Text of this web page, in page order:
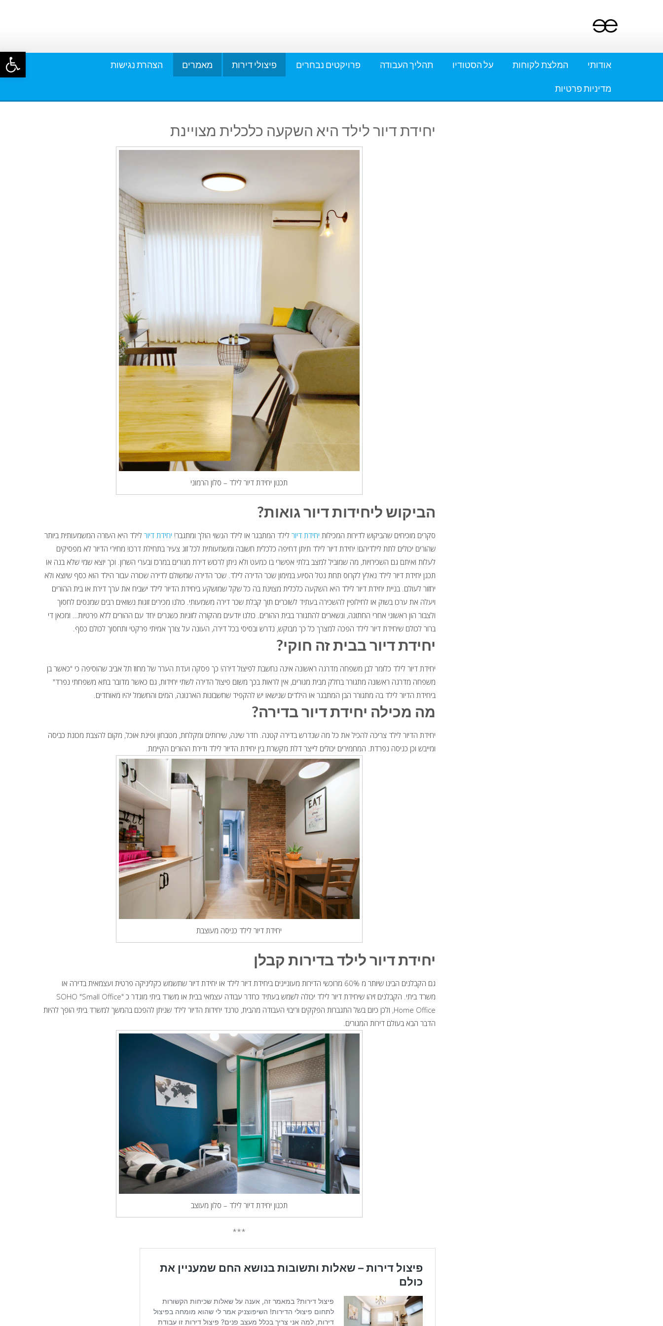
פתח אודותי המלצת לקוחות על הסטודיו תהליך העבודה פרויקטים נבחרים פיצולי דירות מאמרים הצהרת נגישות
מדיניות פרטיות
יחידת דיור לילד היא השקעה כלכלית מצויינת
תכנון יחידת דיור לילד – סלון הרמוני
הביקוש ליחידות דיור גואות?
סקרים מוכיחים שהביקוש לדירות המכילות יחידת דיור לילד המתבגר או לילד הנשוי הולך ומתגבר! יחידת דיור לילד היא העזרה המשמעותית ביותר
שהורים יכולים לתת לילדיהם! יחידת דיור לילד תיתן דחיפה כלכלית חשובה ומשמעותית לכל זוג צעיר בתחילת דרכו! מחירי הדיור לא מפסיקים
לעלות ואיתם גם השכירויות, מה שמוביל למצב בלתי אפשרי בו כמעט ולא ניתן לרכוש דירת מגורים במרכז ובערי השרון. וכך יוצא שמי שלא בנה או
תכנן יחידת דיור לילד נאלץ לקרוס תחת נטל הסיוע במימון שכר הדירה לילד. שכר הדירה שמשולם לדירה שכורה עבור הילד הוא כסף שיוצא ולא
יחזור לעולם. בניית יחידת דיור לילד היא השקעה כלכלית מצוינת בה כל שקל שמושקע ביחידת הדיור לילד ישביח את ערך דירת או בית ההורים
ויעלה את ערכו בשוק או לחילופין להשכירה בעתיד לשוכרים תוך קבלת שכר דירה משמעותי. כולנו מכירים זוגות נשואים רבים שמנסים לחסוך
ולצבור הון ראשוני אחרי החתונה, ונשארים להתגורר בבית ההורים. כולנו יודעים מהקורה לזוגיות כשגרים יחד עם ההורים ללא פרטיות… ומכאן די
ברור לכולם שיחידת דיור לילד הפכה למצרך כל כך מבוקש, נדרש ובסיסי בכל דירה, העונה על צורך אמיתי פרקטי ותחסוך לכולם כסף.
יחידת דיור בבית זה חוקי?
יחידת דיור לילד כלומר לבן משפחה מדרגה ראשונה אינה נחשבת לפיצול דירה! כך פסקה ועדת הערר של מחוז תל אביב שהוסיפה כי "כאשר בן
משפחה מדרגה ראשונה מתגורר בחלק מבית מגורים, אין לראות בכך משום פיצול הדירה לשתי יחידות, גם כאשר מדובר בתא משפחתי נפרד"
ביחידת הדיור לילד בה מתגורר הבן המתבגר או הילדים שנישאו יש להקפיד שחשבונות הארנונה, המים והחשמל יהיו מאוחדים.
מה מכילה יחידת דיור בדירה?
יחידת הדיור לילד צריכה להכיל את כל מה שנדרש בדירה קטנה. חדר שינה, שירותים ומקלחת, מטבחון ופינת אוכל, מקום להצבת מכונת כביסה
ומייבש וכן כניסה נפרדת. המחמירים יכולים לייצר דלת מקשרת בין יחידת הדיור לילד ודירת ההורים הקיימת.
יחידת דיור לילד כניסה מעוצבת
יחידת דיור לילד בדירות קבלן
גם הקבלנים הבינו שיותר מ 60% מרוכשי הדירות מעוניינים ביחידת דיור לילד או יחידת דיור שתשמש כקליניקה פרטית ועצמאית בדירה או
משרד ביתי. הקבלנים זיהו שיחידת דיור לילד יכולה לשמש בעתיד כחדר עבודה עצמאי בבית או משרד ביתי מוגדר כ "SOHO "Small Office
Home Office, ולכן כיום בשל התגברות הפקקים וריבוי העבודה מהבית, טרנד יחידות הדיור לילד שניתן להפכם בהמשך למשרד ביתי הופך להיות
הדבר הבא בעולם דירות המגורים.
תכנון יחידת דיור לילד – סלון מעוצב
***